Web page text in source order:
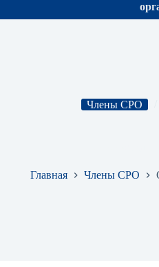
Члены СРО
Главная Члены СРО